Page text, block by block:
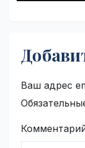
Ваш адрес